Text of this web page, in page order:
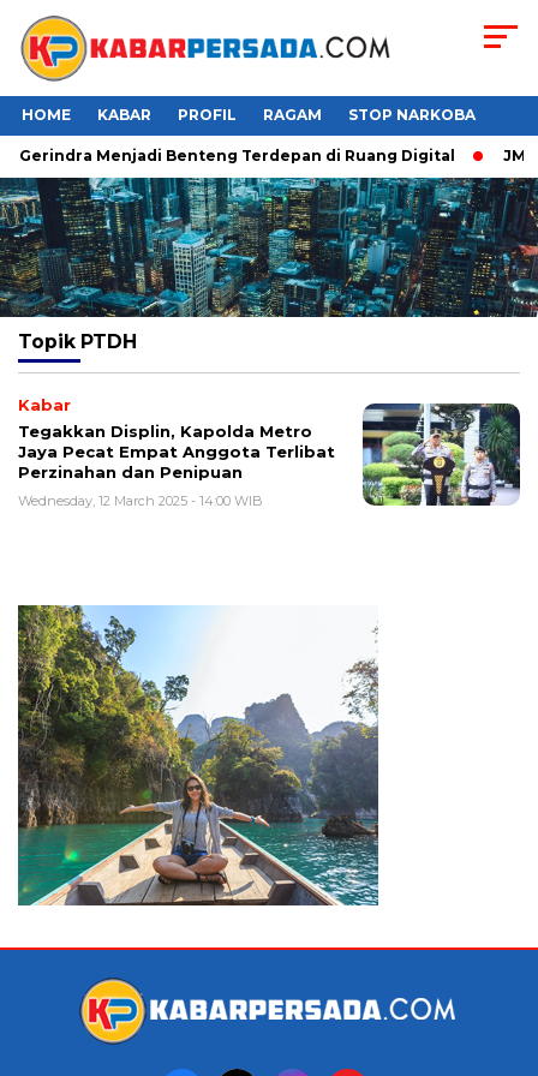
HOME KABAR PROFIL RAGAM STOP NARKOBA
Gerindra Menjadi Benteng Terdepan di Ruang Digital
Topik PTDH
Kabar
Tegakkan Displin, Kapolda Metro
Jaya Pecat Empat Anggota Terlibat
Perzinahan dan Penipuan
Wednesday, 12 March 2025 - 14:00 WIB